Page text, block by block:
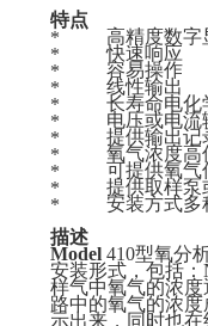
特点
高精度数字
快速响应
容易操作
线性输出
长寿命电化
电压或电流
提供输出记
氧气浓度高低
可提供氧气
提供取样泵
安装方式多
描述
Model 410型氧分
安装形式，包括：
样气中氧气的浓
路中的氧气的浓
示出来，同时也